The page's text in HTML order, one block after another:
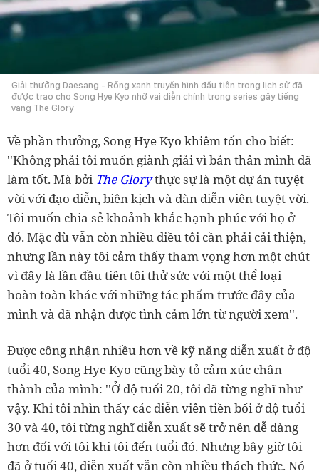
Giải thưởng Daesang - Rồng xanh truyền hình đầu tiên trong lịch sử đã
được trao cho Song Hye Kyo nhờ vai diễn chính trong series gây tiếng
vang The Glory
Về phần thưởng, Song Hye Kyo khiêm tốn cho biết:
''Không phải tôi muốn giành giải vì bản thân mình đã
làm tốt. Mà bởi The Glorythực sự là một dự án tuyệt
vời với đạo diễn, biên kịch và dàn diễn viên tuyệt vời.
Tôi muốn chia sẻ khoảnh khắc hạnh phúc với họ ở
đó. Mặc dù vẫn còn nhiều điều tôi cần phải cải thiện,
nhưng lần này tôi cảm thấy tham vọng hơn một chút
vì đây là lần đầu tiên tôi thử sức với một thể loại
hoàn toàn khác với những tác phẩm trước đây của
mình và đã nhận được tình cảm lớn từ người xem''.
Được công nhận nhiều hơn về kỹ năng diễn xuất ở độ
tuổi 40, Song Hye Kyo cũng bày tỏ cảm xúc chân
thành của mình: ''Ở độ tuổi 20, tôi đã từng nghĩ như
vậy. Khi tôi nhìn thấy các diễn viên tiền bối ở độ tuổi
30 và 40, tôi từng nghĩ diễn xuất sẽ trở nên dễ dàng
hơn đối với tôi khi tôi đến tuổi đó. Nhưng bây giờ tôi
đã ở tuổi 40, diễn xuất vẫn còn nhiều thách thức. Nó